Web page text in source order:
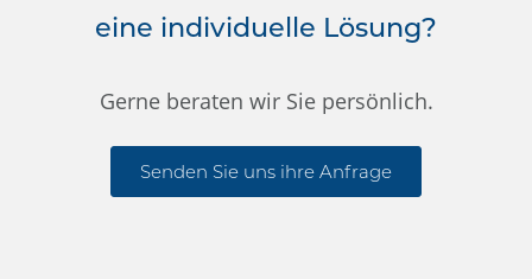
eine individuelle Lösung?
Gerne beraten wir Sie persönlich.
Senden Sie uns ihre Anfrage